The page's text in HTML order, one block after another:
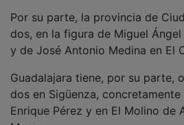
dos, en la figura de Miguel
y de José Antonio Medina en El
dos en Sigüenza,
Enrique Pérez y en El Molino de
Moreno.